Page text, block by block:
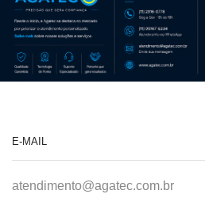
E-MAIL
atendimento@agatec.com.br